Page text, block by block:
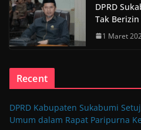
DPRD
Tak
1 Maret
Recent
DPRD Kabupaten Sukabumi
Umum dalam Rapat Paripurna